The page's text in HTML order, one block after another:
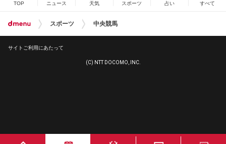
TOP ニュース 天気 スポーツ 占い すべて
スポーツ 中央競馬
サイトご利用にあたって
(C) NTT DOCOMO, INC.